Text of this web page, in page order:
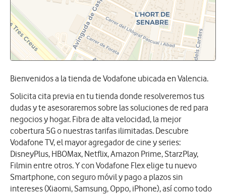
Bienvenidos a la tienda de Vodafone ubicada en Valencia.
Solicita cita previa en tu tienda donde resolveremos tus
dudas y te asesoraremos sobre las soluciones de red para
negocios y hogar. Fibra de alta velocidad, la mejor
cobertura 5G o nuestras tarifas ilimitadas. Descubre
Vodafone TV, el mayor agregador de cine y series:
DisneyPlus, HBOMax, Netflix, Amazon Prime, StarzPlay,
Filmin entre otros. Y con Vodafone Flex elige tu nuevo
Smartphone, con seguro móvil y pago a plazos sin
intereses (Xiaomi, Samsung, Oppo, iPhone), así como todo